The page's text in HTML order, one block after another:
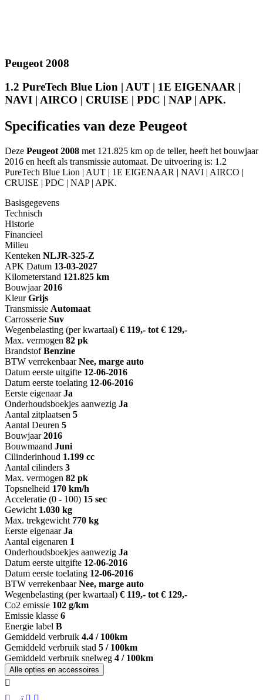
Peugeot 2008
1.2 PureTech Blue Lion | AUT | 1E EIGENAAR |
NAVI | AIRCO | CRUISE | PDC | NAP | APK.
Specificaties van deze Peugeot
Deze Peugeot 2008 met 121.825 km op de teller, heeft het bouwjaar
2016 en heeft als transmissie automaat. De uitvoering is: 1.2
PureTech Blue Lion | AUT | 1E EIGENAAR | NAVI | AIRCO |
CRUISE | PDC | NAP | APK.
Basisgegevens
Technisch
Historie
Financieel
Milieu
Kenteken NLJR-325-Z
APK Datum 13-03-2027
Kilometerstand 121.825 km
Bouwjaar 2016
Kleur Grijs
Transmissie Automaat
Carrosserie Suv
Wegenbelasting (per kwartaal) € 119,- tot € 129,-
Max. vermogen 82 pk
Brandstof Benzine
BTW verrekenbaar Nee, marge auto
Datum eerste uitgifte 12-06-2016
Datum eerste toelating 12-06-2016
Eerste eigenaar Ja
Onderhoudsboekjes aanwezig Ja
Aantal zitplaatsen 5
Aantal Deuren 5
Bouwjaar 2016
Bouwmaand Juni
Cilinderinhoud 1.199 cc
Aantal cilinders 3
Max. vermogen 82 pk
Topsnelheid 170 km/h
Acceleratie (0 - 100) 15 sec
Gewicht 1.030 kg
Max. trekgewicht 770 kg
Eerste eigenaar Ja
Aantal eigenaren 1
Onderhoudsboekjes aanwezig Ja
Datum eerste uitgifte 12-06-2016
Datum eerste toelating 12-06-2016
BTW verrekenbaar Nee, marge auto
Wegenbelasting (per kwartaal) € 119,- tot € 129,-
Co2 emissie 102 g/km
Emissie klasse 6
Energie label B
Gemiddeld verbruik 4.4 / 100km
Gemiddeld verbruik stad 5 / 100km
Gemiddeld verbruik snelweg 4 / 100km
Alle opties en accessoires